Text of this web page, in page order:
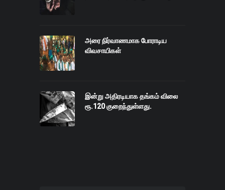
அரை நிர்வாணமாக போராடிய
விவசாயிகள்
இன்று அதிரடியாக தங்கம் விலை
ரூ.120 குறைந்துள்ளது.